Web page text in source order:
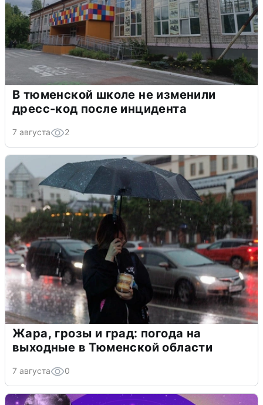
В тюменской школе не изменили
дресс-код после инцидента
7 августа 2
Жара, грозы и град: погода на
выходные в Тюменской области
7 августа 0